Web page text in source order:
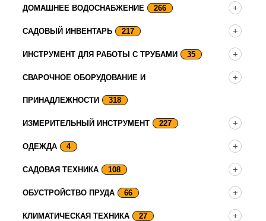
ДОМАШНЕЕ ВОДОСНАБЖЕНИЕ 266
САДОВЫЙ ИНВЕНТАРЬ 217
ИНСТРУМЕНТ ДЛЯ РАБОТЫ С ТРУБАМИ 35
СВАРОЧНОЕ ОБОРУДОВАНИЕ И
ПРИНАДЛЕЖНОСТИ 318
ИЗМЕРИТЕЛЬНЫЙ ИНСТРУМЕНТ 227
ОДЕЖДА 4
САДОВАЯ ТЕХНИКА 108
ОБУСТРОЙСТВО ПРУДА 66
КЛИМАТИЧЕСКАЯ ТЕХНИКА 27